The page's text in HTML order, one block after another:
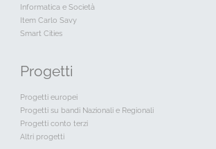
Informatica e Società
Item Carlo Savy
Smart Cities
Progetti
Progetti europei
Progetti su bandi Nazionali e Regionali
Progetti conto terzi
Altri progetti